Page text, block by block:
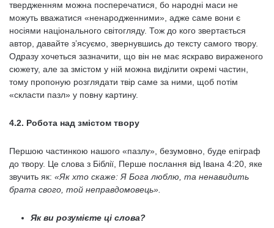
твердженням можна посперечатися, бо народні маси не
можуть вважатися «ненародженними», адже саме вони є
носіями національного світогляду. Тож до кого звертається
автор, давайте з’ясуємо, звернувшись до тексту самого твору.
Одразу хочеться зазначити, що він не має яскраво вираженого
сюжету, але за змістом у ній можна виділити окремі частин,
тому пропоную розглядати твір саме за ними, щоб потім
«скласти пазл» у повну картину.
4.2. Робота над змістом твору
Першою частинкою нашого «пазлу», безумовно, буде епіграф
до твору. Це слова з Біблії, Перше послання від Івана 4:20, яке
звучить як: «Як хто скаже: Я Бога люблю, та ненавидить
брата свого, той неправдомовець».
Як ви розумієте ці слова?